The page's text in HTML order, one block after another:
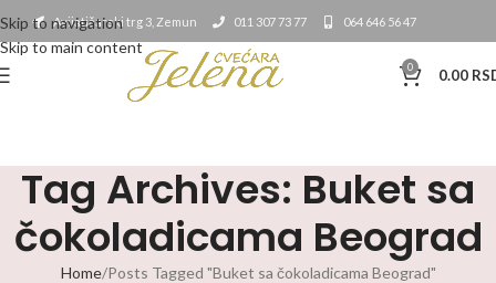
Skip to navigation
Skip to main content
Avijatičarski trg 3, Zemun 011 307 73 77 064 646 56 47
0 0.00
Tag Archives: Buket sa
čokoladicama Beograd
Home Posts Tagged "Buket sa čokoladicama Beograd"